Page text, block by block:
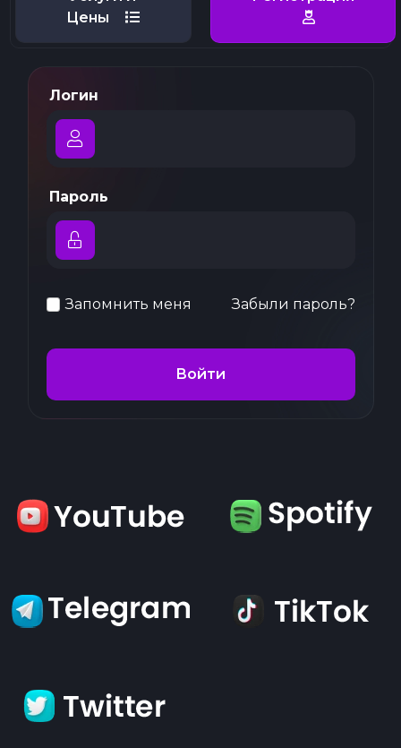
Цены
Логин
Пароль
Запомнить меня Забыли пароль?
Войти